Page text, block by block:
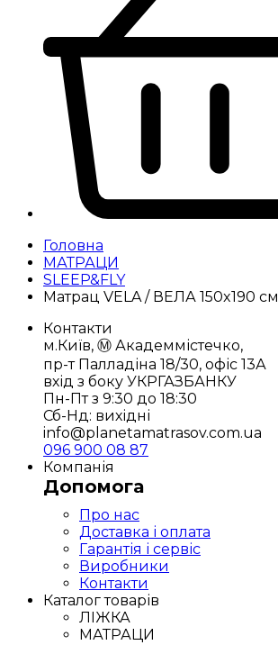
Головна
МАТРАЦИ
SLEEP&FLY
Матрац VELA / ВЕЛА 150x190 см
Контакти
м.Київ, Ⓜ️ Академмістечко,
пр-т Палладіна 18/30, офіс 13А
вхід з боку УКРГАЗБАНКУ
Пн-Пт з 9:30 до 18:30
Сб-Нд: вихідні
info@planetamatrasov.com.ua
096 900 08 87
Компанія
Допомога
Про нас
Доставка і оплата
Гарантія і сервіс
Виробники
Контакти
Каталог товарів
ЛІЖКА
МАТРАЦИ